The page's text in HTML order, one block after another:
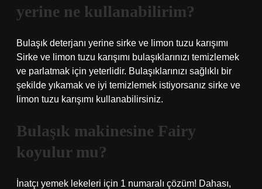
yerine ne kullanabilirim?
Bulaşık deterjanı yerine sirke ve limon tuzu karışımı
Sirke ve limon tuzu karışımı bulaşıklarınızı temizlemek
ve parlatmak için yeterlidir. Bulaşıklarınızı sağlıklı bir
şekilde yıkamak ve iyi temizlemek istiyorsanız sirke ve
limon tuzu karışımı kullanabilirsiniz.
Bulaşık makinesine Fairy
koyulur mu?
İnatçı yemek lekeleri için 1 numaralı çözüm! Dahası,